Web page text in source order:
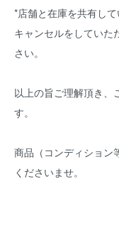
*店舗と在庫を共有し
キャンセルをしていた
さい。
以上の旨ご理解頂き、
す。
商品（コンディション
くださいませ。